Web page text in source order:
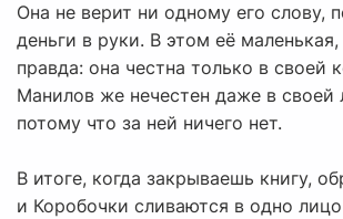
Она не верит ни одному его слову,
деньги в руки. В этом её маленькая,
правда: она честна только в своей
Манилов же нечестен даже в своей
потому что за ней ничего нет.
В итоге, когда закрываешь книгу,
и Коробочки сливаются в одно